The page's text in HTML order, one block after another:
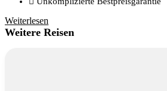
Weiterlesen
Weitere Reisen